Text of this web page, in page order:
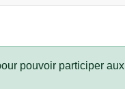
pouvoir participer aux